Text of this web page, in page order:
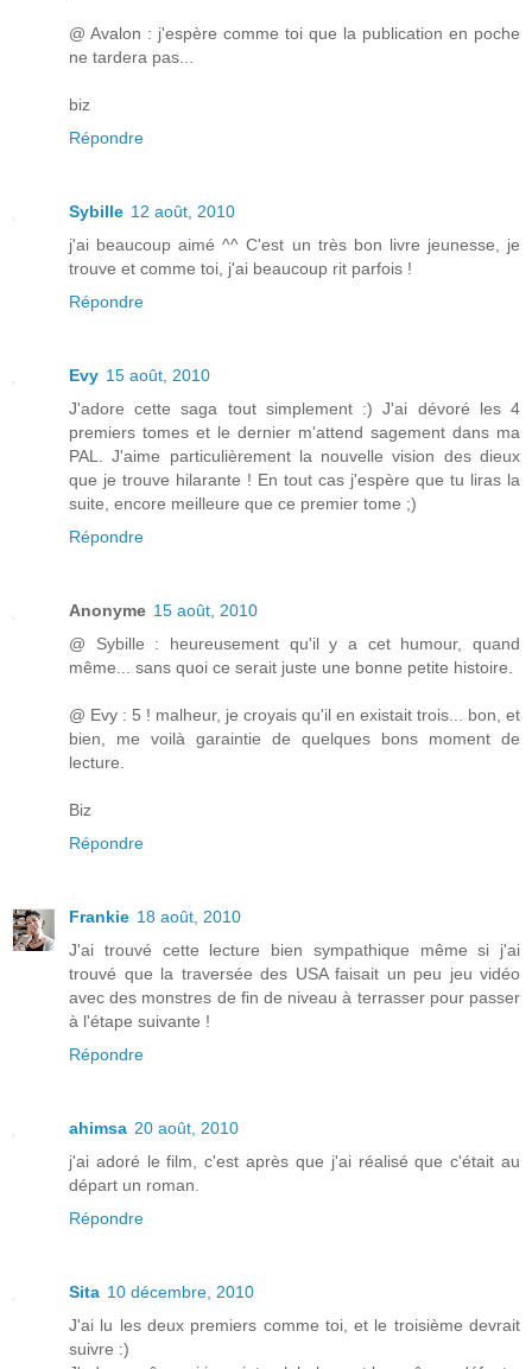
@ Avalon : j'espère comme toi que la publication en poche
ne tardera pas...
biz
Répondre
Sybille 12 août, 2010
j'ai beaucoup aimé ^^ C'est un très bon livre jeunesse, je
trouve et comme toi, j'ai beaucoup rit parfois !
Répondre
Evy 15 août, 2010
J'adore cette saga tout simplement :) J'ai dévoré les 4
premiers tomes et le dernier m'attend sagement dans ma
PAL. J'aime particulièrement la nouvelle vision des dieux
que je trouve hilarante ! En tout cas j'espère que tu liras la
suite, encore meilleure que ce premier tome ;)
Répondre
Anonyme 15 août, 2010
@ Sybille : heureusement qu'il y a cet humour, quand
même... sans quoi ce serait juste une bonne petite histoire.
@ Evy : 5 ! malheur, je croyais qu'il en existait trois... bon, et
bien, me voilà garaintie de quelques bons moment de
lecture.
Biz
Répondre
Frankie 18 août, 2010
J'ai trouvé cette lecture bien sympathique même si j'ai
trouvé que la traversée des USA faisait un peu jeu vidéo
avec des monstres de fin de niveau à terrasser pour passer
à l'étape suivante !
Répondre
ahimsa 20 août, 2010
j'ai adoré le film, c'est après que j'ai réalisé que c'était au
départ un roman.
Répondre
Sita 10 décembre, 2010
J'ai lu les deux premiers comme toi, et le troisième devrait
suivre :)